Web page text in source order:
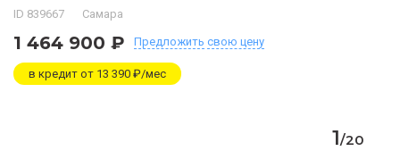
ID 839667 Самара
1 464 900 ₽ Предложить свою цену
в кредит от 13 390 ₽/мес
1/20